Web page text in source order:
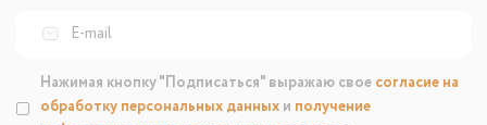
Нажимая кнопку "Подписаться" выражаю свое согласие на
обработку персональных данных и получение